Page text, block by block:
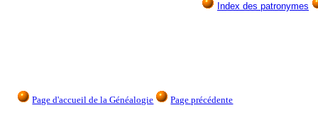
Index des patronymes
Page d'accueil de la Généalogie Page précédente